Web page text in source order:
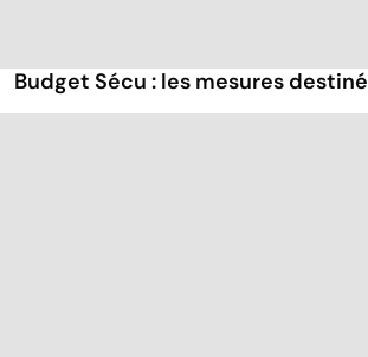
Budget Sécu : les mesures